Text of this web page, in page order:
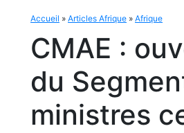
Accueil » Articles Afrique » Afrique
CMAE :
du
ministres